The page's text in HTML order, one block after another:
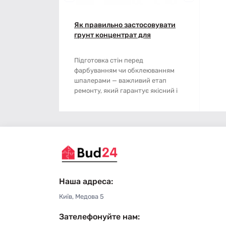
Наждачний папір
Стрічка
Викрутка
Губки для шліфування
Кліщі
Коронки
Лопата
Як правильно застосовувати
грунт концентрат для
Підготовка стін перед
фарбуванням чи обклеюванням
шпалерами — важливий етап
ремонту, який гарантує якісний і
Наша адреса:
Київ, Медова 5
Зателефонуйте нам: